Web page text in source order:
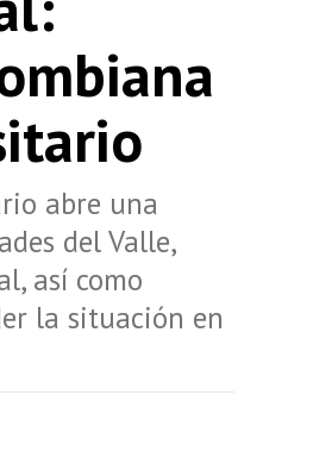
abre una
del Valle,
así como
la situación en